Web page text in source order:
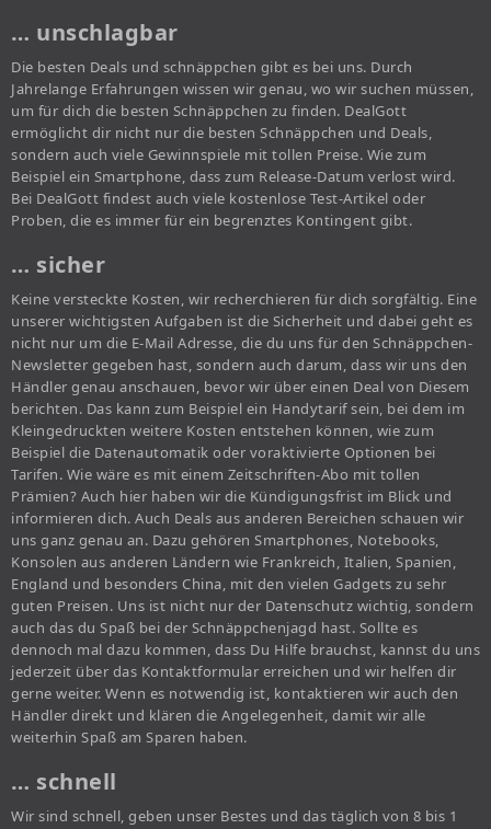
… unschlagbar
Die besten Deals und schnäppchen gibt es bei uns. Durch
Jahrelange Erfahrungen wissen wir genau, wo wir suchen müssen,
um für dich die besten Schnäppchen zu finden. DealGott
ermöglicht dir nicht nur die besten Schnäppchen und Deals,
sondern auch viele Gewinnspiele mit tollen Preise. Wie zum
Beispiel ein Smartphone, dass zum Release-Datum verlost wird.
Bei DealGott findest auch viele kostenlose Test-Artikel oder
Proben, die es immer für ein begrenztes Kontingent gibt.
… sicher
Keine versteckte Kosten, wir recherchieren für dich sorgfältig. Eine
unserer wichtigsten Aufgaben ist die Sicherheit und dabei geht es
nicht nur um die E-Mail Adresse, die du uns für den Schnäppchen-
Newsletter gegeben hast, sondern auch darum, dass wir uns den
Händler genau anschauen, bevor wir über einen Deal von Diesem
berichten. Das kann zum Beispiel ein Handytarif sein, bei dem im
Kleingedruckten weitere Kosten entstehen können, wie zum
Beispiel die Datenautomatik oder voraktivierte Optionen bei
Tarifen. Wie wäre es mit einem Zeitschriften-Abo mit tollen
Prämien? Auch hier haben wir die Kündigungsfrist im Blick und
informieren dich. Auch Deals aus anderen Bereichen schauen wir
uns ganz genau an. Dazu gehören Smartphones, Notebooks,
Konsolen aus anderen Ländern wie Frankreich, Italien, Spanien,
England und besonders China, mit den vielen Gadgets zu sehr
guten Preisen. Uns ist nicht nur der Datenschutz wichtig, sondern
auch das du Spaß bei der Schnäppchenjagd hast. Sollte es
dennoch mal dazu kommen, dass Du Hilfe brauchst, kannst du uns
jederzeit über das Kontaktformular erreichen und wir helfen dir
gerne weiter. Wenn es notwendig ist, kontaktieren wir auch den
Händler direkt und klären die Angelegenheit, damit wir alle
weiterhin Spaß am Sparen haben.
… schnell
Wir sind schnell, geben unser Bestes und das täglich von 8 bis 1